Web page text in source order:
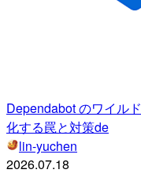
Dependabot のワイル
化する罠と対策de
lin-yuchen
2026.07.18